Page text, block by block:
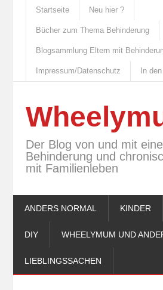
Startseite Neu hier ?
Bücher zum Thema Behinderung
Blogsammlung Eltern mit
Impressum/Datenschutz In
Der Blog von und mit
Behinderung und
mit Familienleben
ANDERS NORMAL KINDER
DIY WHEELYMUM UND
LIEBLINGSSACHEN